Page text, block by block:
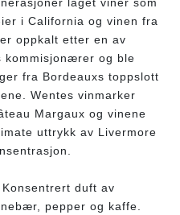
i California og vinen fra
oppkalt etter en av
kommisjonærer og ble
fra Bordeauxs toppslott
Wentes vinmarker
Margaux og vinene
uttrykk av Livermore
duft av
pepper og kaffe.